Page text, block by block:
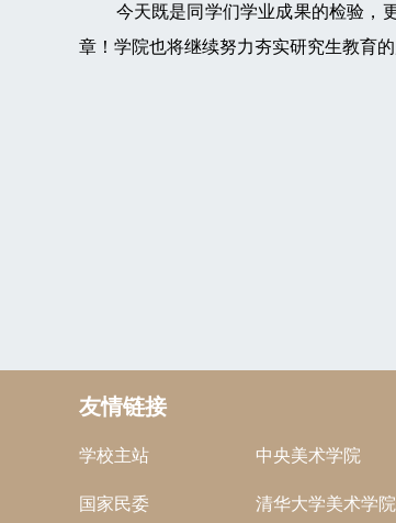
今天既是同学们学业成果的检验，更
章！学院也将继续努力夯实研究生教育
友情链接
学校主站 中央美术学院
国家民委 清华大学美术学院